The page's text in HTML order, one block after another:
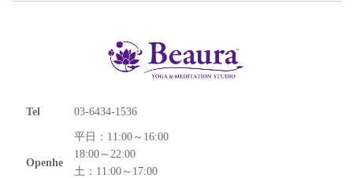
Tel 03-6434-1536
Openhe
平日：11:00～16:00
18:00～22:00
土：11:00～17:00